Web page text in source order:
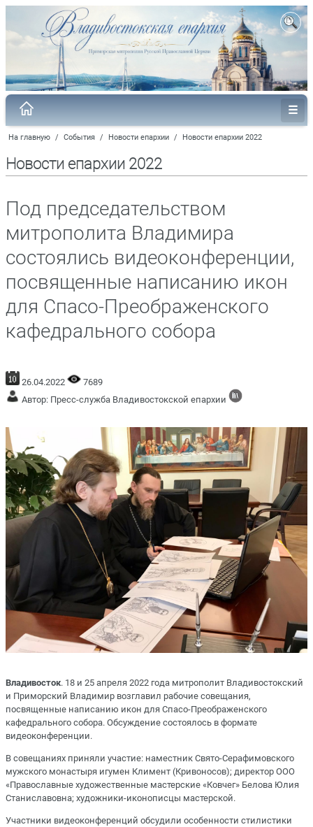
На главную / События / Новости епархии / Новости епархии 2022
Новости епархии 2022
Под председательством
митрополита Владимира
состоялись видеоконференции,
посвященные написанию икон
для Спасо-Преображенского
кафедрального собора
26.04.2022
7689
Автор: Пресс-служба Владивостокской епархии
Владивосток. 18 и 25 апреля 2022 года митрополит Владивостокский
и Приморский Владимир возглавил рабочие совещания,
посвященные написанию икон для Спасо-Преображенского
кафедрального собора. Обсуждение состоялось в формате
видеоконференции.
В совещаниях приняли участие: наместник Свято-Серафимовского
мужского монастыря игумен Климент (Кривоносов); директор ООО
«Православные художественные мастерские «Ковчег» Белова Юлия
Станиславовна; художники-иконописцы мастерской.
Участники видеоконференций обсудили особенности стилистики